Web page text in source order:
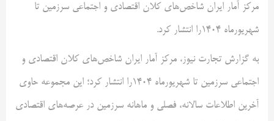
‌مرکز آمار ایران شاخص‌­های کلان اقتصادی و اجتماعی سرزمین تا
شهریور­ماه ۱۴۰۴را انتشار کرد.
به گزارش تجارت نیوز، مرکز آمار ایران شاخص‌­های کلان اقتصادی و
اجتماعی سرزمین تا شهریور­ماه 1404را انتشار کرد؛ این مجموعه حاوی
آخرین اطلاعات سالانه، فصلی و ماهانه سرزمین در عرصه‌های اقتصادی